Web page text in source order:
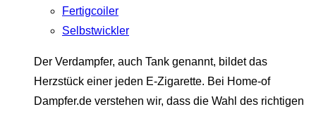
Fertigcoiler
Selbstwickler
Der Verdampfer, auch Tank genannt, bildet das
Herzstück einer jeden E-Zigarette. Bei Home-of
Dampfer.de verstehen wir, dass die Wahl des richtigen